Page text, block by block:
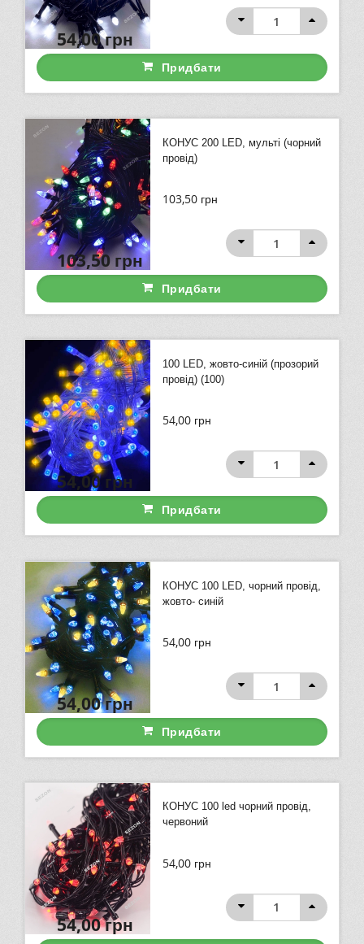
54,00грн
Придбати
КОНУС 200 LED, мульті (чорний
провід)
103,50 грн
103,50грн
Придбати
100 LED, жовто-синій (прозорий
провід) (100)
54,00 грн
54,00грн
Придбати
КОНУС 100 LED, чорний провід,
жовто- синій
54,00 грн
54,00грн
Придбати
КОНУС 100 led чорний провід,
червоний
54,00 грн
54,00грн